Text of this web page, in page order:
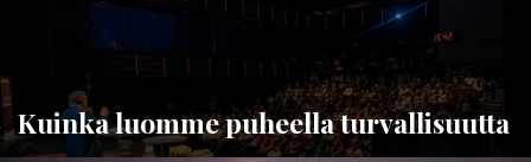
Kuinka luomme puheella turvallisuutta